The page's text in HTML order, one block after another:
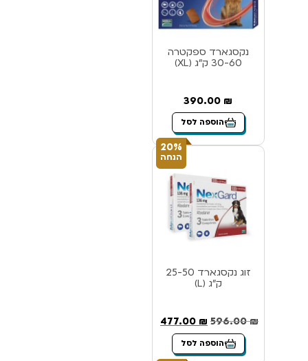
נקסגארד ספקטרה
30-60 ק”ג (XL)
390.00 ₪
הוספה לסל
20%
הנחה
זוג נקסגארד 25-50
ק”ג (L)
596.00₪
477.00 ₪
הוספה לסל